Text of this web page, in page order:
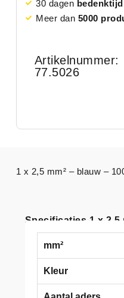
30 dagen bedenktijd
Meer dan 5000
Artikelnummer:
77.5026
Specificaties 1 x 2,5
mm²
Kleur
1 x 2,5 mm² – blauw –